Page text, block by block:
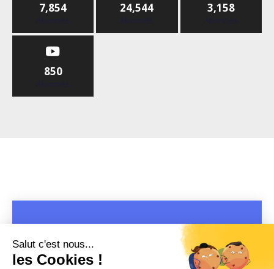
7,854
Abonnés
24,544
Abonnés
3,158
Abonnés
850
Abonnés